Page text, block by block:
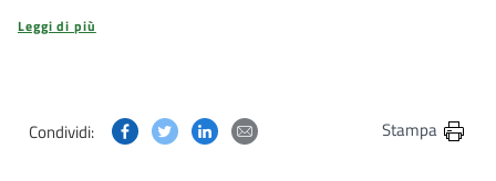
Leggi di più
Condividi: Condividi questa pagina su Facebook
Condividi questa pagina su Twitter
Condividi questa pagina su Linkedin
Condividi questa pagina via
Stampa